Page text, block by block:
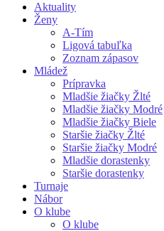
Aktuality
Ženy
A-Tím
Ligová tabuľka
Zoznam zápasov
Mládež
Prípravka
Mladšie žiačky Žlté
Mladšie žiačky Modré
Mladšie žiačky Biele
Staršie žiačky Žlté
Staršie žiačky Modré
Mladšie dorastenky
Staršie dorastenky
Turnaje
Nábor
O klube
O klube